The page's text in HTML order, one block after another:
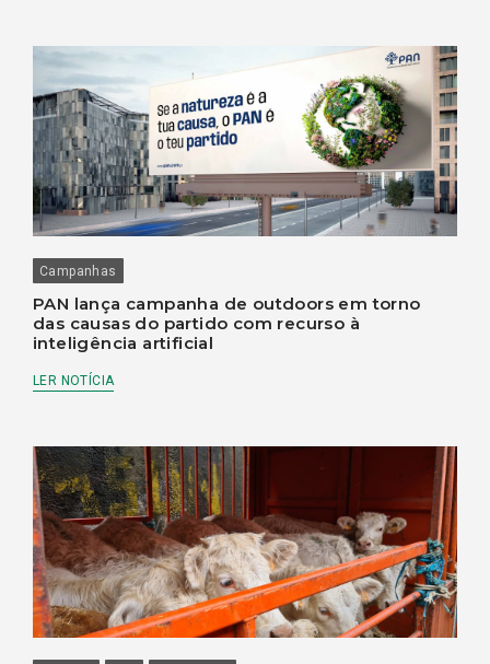
Campanhas
PAN lança campanha de outdoors em torno
das causas do partido com recurso à
inteligência artificial
LER NOTÍCIA